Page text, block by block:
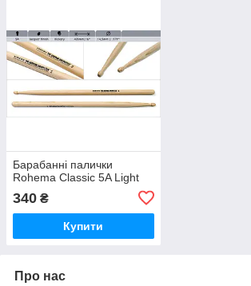
Барабанні палички
Rohema Classic 5A Light
340 ₴
Купити
Про нас